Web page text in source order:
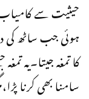
حیثیت سے
ہوئی جب ساٹھ کی
کا تمغہ جیتا۔یہ
سامنا بھی کرنا